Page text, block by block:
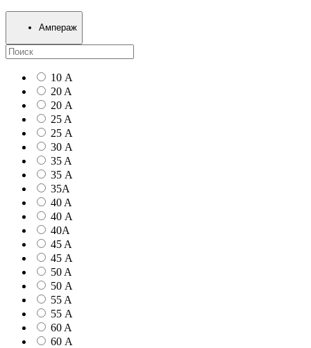
Ампераж
10 А
20 A
20 А
25 A
25 А
30 А
35 A
35 А
35А
40 A
40 А
40А
45 A
45 А
50 A
50 А
55 A
55 А
60 A
60 А